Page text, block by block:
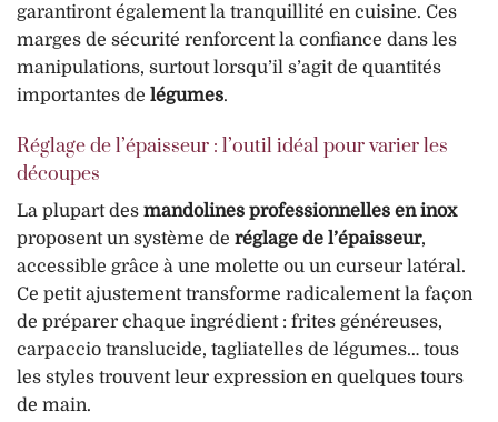
garantiront également la tranquillité en cuisine. Ces
marges de sécurité renforcent la confiance dans les
manipulations, surtout lorsqu’il s’agit de quantités
importantes de légumes.
Réglage de l’épaisseur : l’outil idéal pour varier les
découpes
La plupart des mandolines professionnelles en inox
proposent un système de réglage de l’épaisseur,
accessible grâce à une molette ou un curseur latéral.
Ce petit ajustement transforme radicalement la façon
de préparer chaque ingrédient : frites généreuses,
carpaccio translucide, tagliatelles de légumes… tous
les styles trouvent leur expression en quelques tours
de main.